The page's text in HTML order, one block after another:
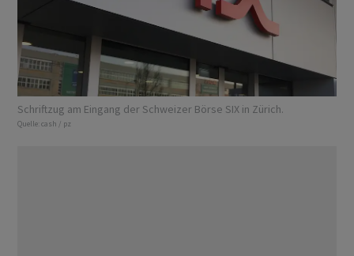
Schriftzug am Eingang der Schweizer Börse SIX in Zürich.
Quelle: cash / pz